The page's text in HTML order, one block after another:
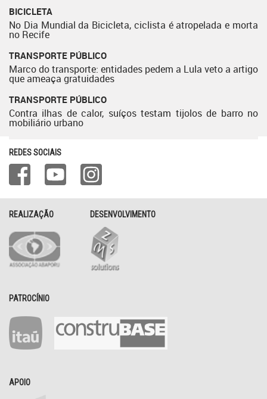
BICICLETA
No Dia Mundial da Bicicleta, ciclista é atropelada e morta
no Recife
TRANSPORTE PÚBLICO
Marco do transporte: entidades pedem a Lula veto a artigo
que ameaça gratuidades
TRANSPORTE PÚBLICO
Contra ilhas de calor, suíços testam tijolos de barro no
mobiliário urbano
REDES SOCIAIS
REALIZAÇÃO DESENVOLVIMENTO
PATROCÍNIO
APOIO